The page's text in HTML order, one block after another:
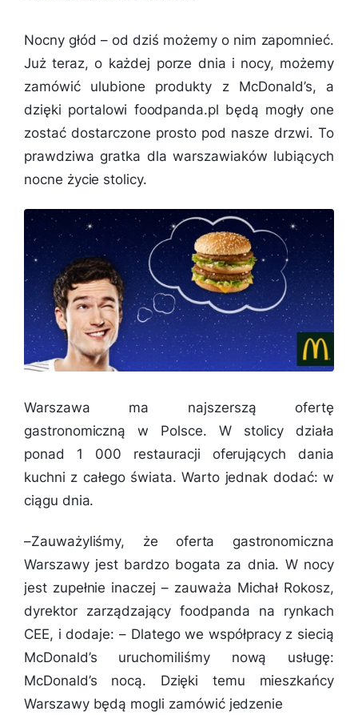
Nocny głód – od dziś możemy o nim zapomnieć.
Już teraz, o każdej porze dnia i nocy, możemy
zamówić ulubione produkty z McDonald’s, a
dzięki portalowi foodpanda.pl będą mogły one
zostać dostarczone prosto pod nasze drzwi. To
prawdziwa gratka dla warszawiaków lubiących
nocne życie stolicy.
Warszawa ma najszerszą ofertę
gastronomiczną w Polsce. W stolicy działa
ponad 1 000 restauracji oferujących dania
kuchni z całego świata. Warto jednak dodać: w
ciągu dnia.
–Zauważyliśmy, że oferta gastronomiczna
Warszawy jest bardzo bogata za dnia. W nocy
jest zupełnie inaczej – zauważa Michał Rokosz,
dyrektor zarządzający foodpanda na rynkach
CEE, i dodaje: – Dlatego we współpracy z siecią
McDonald’s uruchomiliśmy nową usługę:
McDonald’s nocą. Dzięki temu mieszkańcy
Warszawy będą mogli zamówić jedzenie